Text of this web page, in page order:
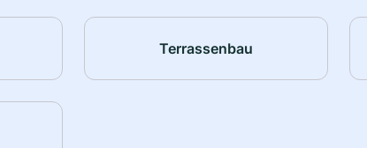
Terrassenbau